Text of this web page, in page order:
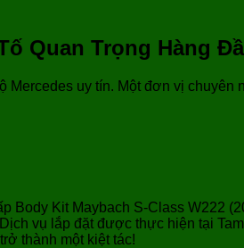
Quan Trọng Hàng
uy tín. Một đơn vị chuyên
Body Kit Maybach S-Class W222
vụ lắp đặt được thực hiện tại
thành một kiệt tác!